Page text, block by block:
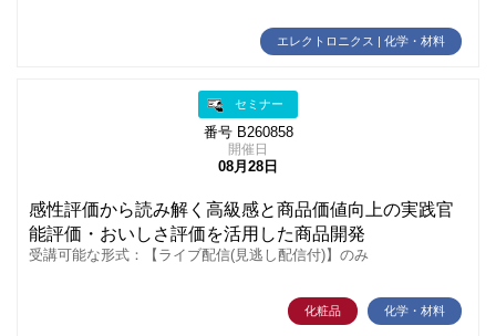
エレクトロニクス | 化学・材料
セミナー
番号 B260858
開催日
08月28日
感性評価から読み解く高級感と商品価値向上の実践官
能評価・おいしさ評価を活用した商品開発
受講可能な形式：【ライブ配信(見逃し配信付)】のみ
化粧品 化学・材料